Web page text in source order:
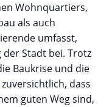
Wohnquartiers,
als auch
umfasst,
Stadt bei. Trotz
Baukrise und die
dass
guten Weg sind,